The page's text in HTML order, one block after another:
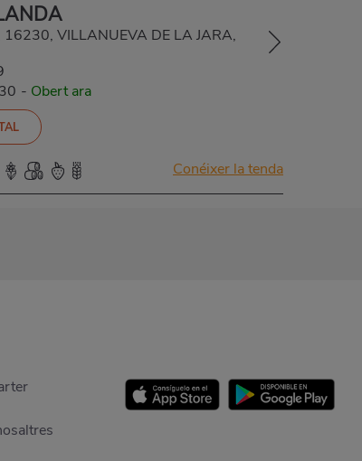
16230, VILLANUEVA DE LA JARA,
- Obert ara
Conéixer la tenda